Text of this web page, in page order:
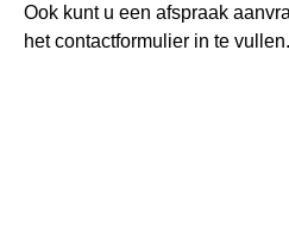
Ook kunt u een afspraak
hetcontactformulier in te vullen.